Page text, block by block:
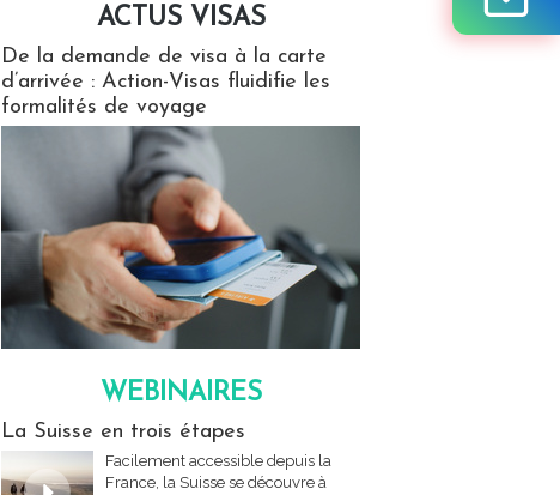
ACTUS VISAS
De la demande de visa à la carte
d’arrivée : Action-Visas fluidifie les
formalités de voyage
WEBINAIRES
La Suisse en trois étapes
Facilement accessible depuis la
France, la Suisse se découvre à